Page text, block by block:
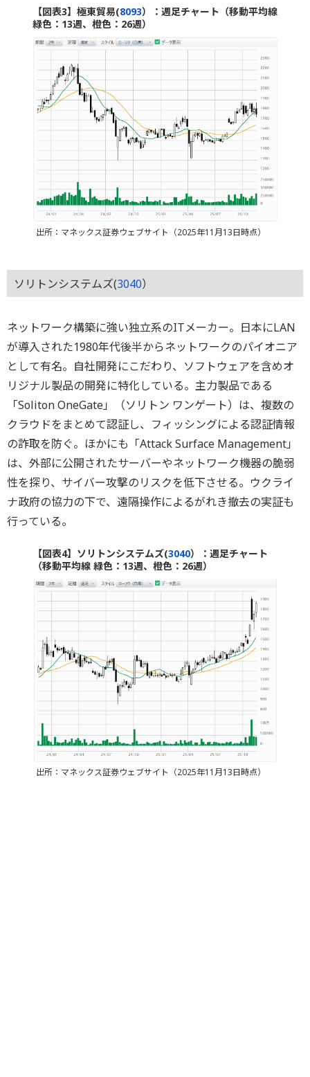
【図表3】極東貿易(8093）：週足チャート（移動平均線
緑色：13週、橙色：26週）
出所：マネックス証券ウェブサイト（2025年11月13日時点）
ソリトンシステムズ(3040）
ネットワーク構築に強い独立系のITメーカー。日本にLAN
が導入された1980年代後半からネットワークのパイオニア
として有名。自社開発にこだわり、ソフトウェアを含めオ
リジナル製品の開発に特化している。主力製品である
「Soliton OneGate」（ソリトン ワンゲート）は、複数の
クラウドをまとめて認証し、フィッシングによる認証情報
の詐取を防ぐ。ほかにも「Attack Surface Management」
は、外部に公開されたサーバーやネットワーク機器の脆弱
性を探り、サイバー攻撃のリスクを低下させる。ウクライ
ナ政府の協力の下で、遠隔操作によるがれき撤去の実証も
行っている。
【図表4】ソリトンシステムズ(3040）：週足チャート
（移動平均線 緑色：13週、橙色：26週）
出所：マネックス証券ウェブサイト（2025年11月13日時点）